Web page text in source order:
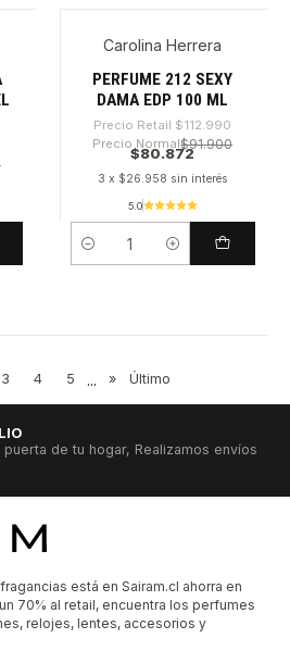
-28%
Carolina Herrera
PERFUME 212 SEXY
DAMA EDP 100 ML
Precio Retail $112.990
Precio Normal$91.900
$80.872
3 x $26.958 sin interés
5.0
Cantidad
3 4 5 ... » Último
de tu hogar, Realizamos envíos
está en Sairam.cl ahorra en
70% al retail, encuentra los perfumes
relojes, lentes, accesorios y